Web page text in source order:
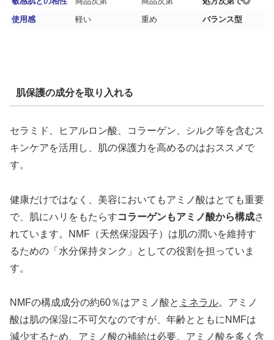
使用感
軽い 重め バランス型
肌保護の成分を取り入れる
セラミド、ヒアルロン酸、コラーゲン、シルク等を含むス
キンケアを活用し、肌の保護力を高めるのはおススメで
す。
健康だけではなく、美容においてもアミノ酸はとても重要
で、肌にハリをもたらすコラーゲンもアミノ酸から構成さ
れています。NMF（天然保湿因子）は肌の潤いを維持す
るための「水分保持タンク」としての役割を担っていま
す。
NMFの構成成分の約60％はアミノ酸と ミネラル。アミノ
酸は肌の保湿に不可欠なのですが、年齢とともにNMFは
減少するため、アミノ酸の補給は必要。アミノ酸を多く含